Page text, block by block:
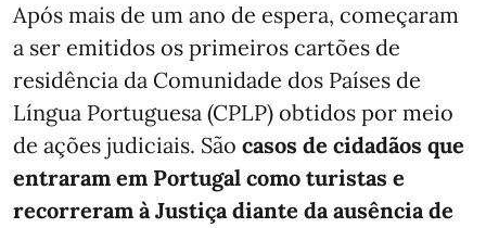
Após mais de um ano de espera, começaram
a ser emitidos os primeiros cartões de
residência da Comunidade dos Países de
Língua Portuguesa (CPLP) obtidos por meio
de ações judiciais. São casos de cidadãos que
entraram em Portugal como turistas e
recorreram à Justiça diante da ausência de